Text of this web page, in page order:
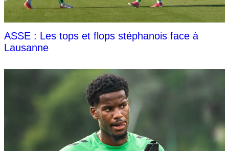
ASSE : Les tops et flops stéphanois face à
Lausanne